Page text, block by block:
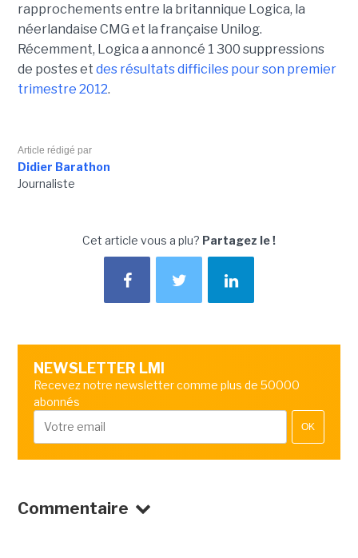
rapprochements entre la britannique Logica, la
néerlandaise CMG et la française Unilog.
Récemment, Logica a annoncé 1 300 suppressions
de postes et des résultats difficiles pour son premier
trimestre 2012.
Article rédigé par
Didier Barathon
Journaliste
Cet article vous a plu? Partagez le !
NEWSLETTER LMI
Recevez notre newsletter comme plus de 50000
abonnés
OK
Commentaire